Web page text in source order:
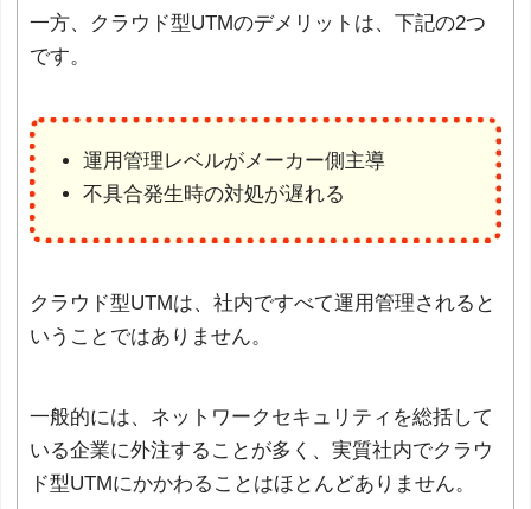
一方、クラウド型UTMのデメリットは、下記の2つ
です。
運用管理レベルがメーカー側主導
不具合発生時の対処が遅れる
クラウド型UTMは、社内ですべて運用管理されると
いうことではありません。
一般的には、ネットワークセキュリティを総括して
いる企業に外注することが多く、実質社内でクラウ
ド型UTMにかかわることはほとんどありません。